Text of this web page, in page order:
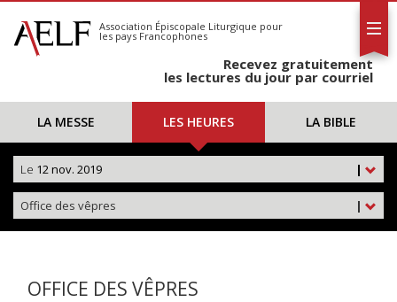
S'abonner
Calendrier
Association Épiscopale Liturgique pour
les pays Francophones
Recevez gratuitement
les lectures du jour par courriel
LA MESSE LES HEURES LA BIBLE
|
Le 12 nov. 2019
|
Office des vêpres
OFFICE DES VÊPRES